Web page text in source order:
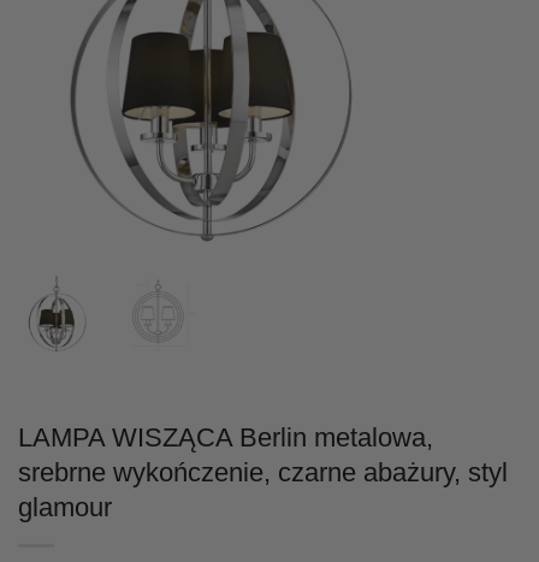
LAMPA WISZĄCA Berlin metalowa,
srebrne wykończenie, czarne abażury, styl
glamour